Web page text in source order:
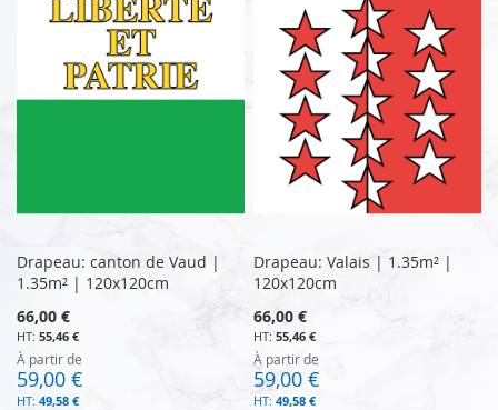
Drapeau: canton de Vaud |
1.35m² | 120x120cm
66,00 €
55,46 €
À partir de
59,00 €
49,58 €
Drapeau: Valais | 1.35m² |
120x120cm
66,00 €
55,46 €
À partir de
59,00 €
49,58 €